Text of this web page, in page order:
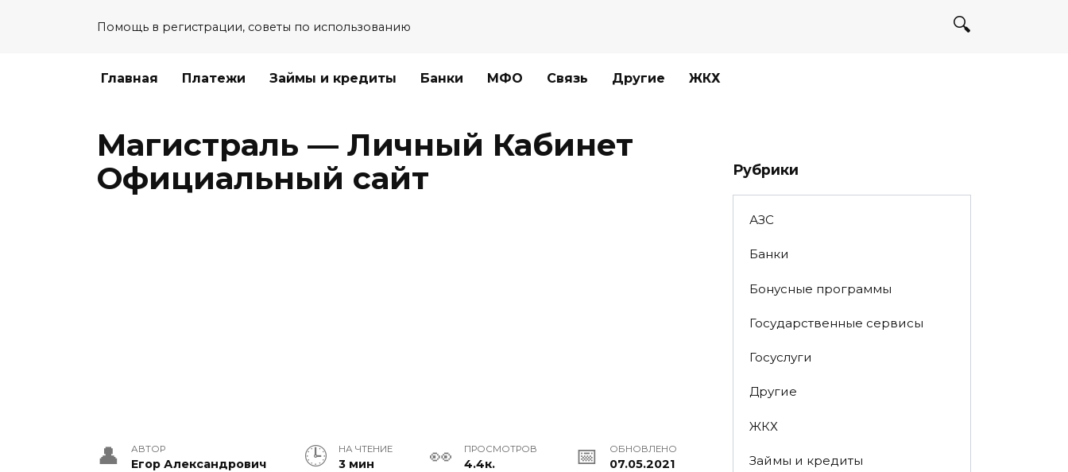
Помощь в регистрации, советы по использованию
Главная Платежи Займы и кредиты Банки МФО Связь Другие ЖКХ
Магистраль — Личный Кабинет
Официальный сайт
АВТОР
Егор Александрович
НА ЧТЕНИЕ
3 мин
ПРОСМОТРОВ
4.4к.
ОБНОВЛЕНО
07.05.2021
Рубрики
АЗС
Банки
Бонусные программы
Государственные сервисы
Госуслуги
Другие
ЖКХ
Займы и кредиты